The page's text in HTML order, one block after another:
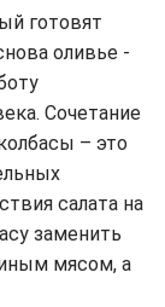
готовят
оливье -
Сочетание
– это
салата на
заменить
мясом, а